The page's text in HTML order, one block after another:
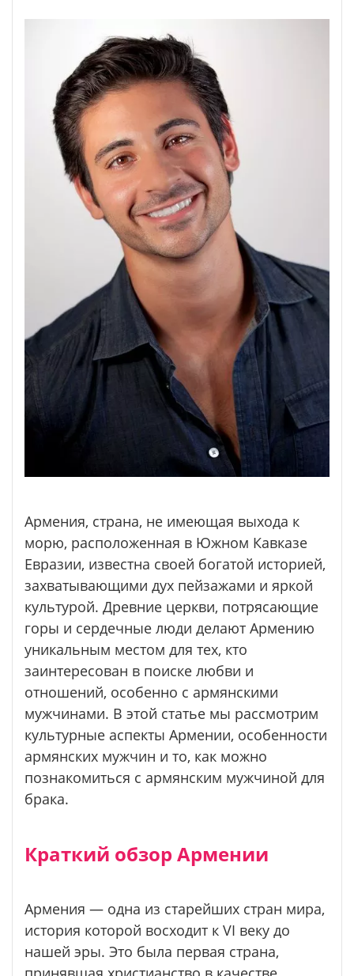
Армения, страна, не имеющая выхода к
морю, расположенная в Южном Кавказе
Евразии, известна своей богатой историей,
захватывающими дух пейзажами и яркой
культурой. Древние церкви, потрясающие
горы и сердечные люди делают Армению
уникальным местом для тех, кто
заинтересован в поиске любви и
отношений, особенно с армянскими
мужчинами. В этой статье мы рассмотрим
культурные аспекты Армении, особенности
армянских мужчин и то, как можно
познакомиться с армянским мужчиной для
брака.
Краткий обзор Армении
Армения — одна из старейших стран мира,
история которой восходит к VI веку до
нашей эры. Это была первая страна,